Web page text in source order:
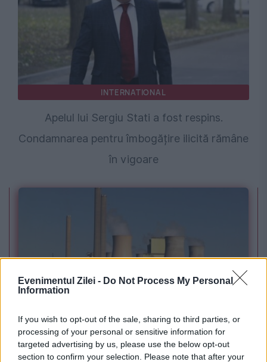
Evenimentul Zilei - Do Not Process My Personal
Information
If you wish to opt-out of the sale, sharing to third parties, or
processing of your personal or sensitive information for
targeted advertising by us, please use the below opt-out
section to confirm your selection. Please note that after your
INTERNATIONAL
Apelul lui Sergiu Stati a fost respins.
Condamnarea pentru îmbogățire ilicită rămâne
în vigoare
PSD cere activarea mecanismului european
de urgență pentru energie și susține